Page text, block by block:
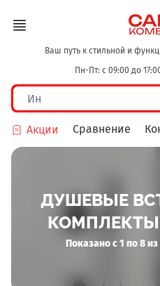
Ваш путь к стильной и
Пн-Пт: с 09:00 до
Акции Сравнение
ДУШЕВЫЕ
КОМПЛЕКТЫ
Показано с 1 по 8